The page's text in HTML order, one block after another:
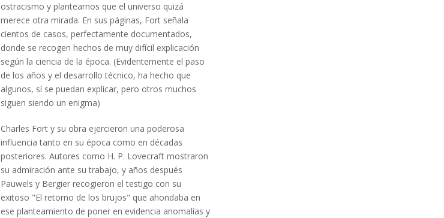
ostracismo y plantearnos que el universo quizá
merece otra mirada. En sus páginas, Fort señala
cientos de casos, perfectamente documentados,
donde se recogen hechos de muy difícil explicación
según la ciencia de la época. (Evidentemente el paso
de los años y el desarrollo técnico, ha hecho que
algunos, sí se puedan explicar, pero otros muchos
siguen siendo un enigma)
Charles Fort y su obra ejercieron una poderosa
influencia tanto en su época como en décadas
posteriores. Autores como H. P. Lovecraft mostraron
su admiración ante su trabajo, y años después
Pauwels y Bergier recogieron el testigo con su
exitoso "El retorno de los brujos" que ahondaba en
ese planteamiento de poner en evidencia anomalías y